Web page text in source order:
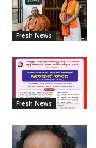
Fresh News
Fresh News